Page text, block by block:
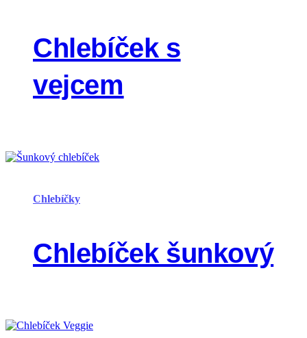
Chlebíček s
vejcem
Chlebíčky
Chlebíček šunkový